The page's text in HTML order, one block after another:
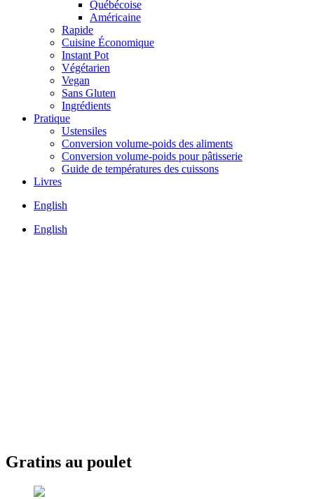
Québécoise
Américaine
Rapide
Cuisine Économique
Instant Pot
Végétarien
Vegan
Sans Gluten
Ingrédients
Pratique
Ustensiles
Conversion volume-poids des aliments
Conversion volume-poids pour pâtisserie
Guide de températures des cuissons
Livres
English
English
Gratins au poulet